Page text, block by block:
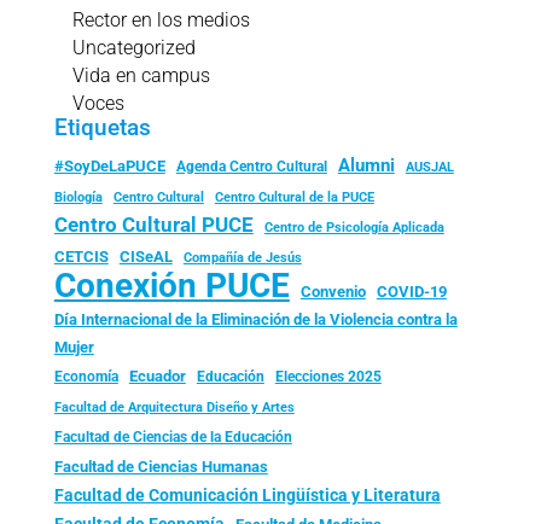
Rector en los medios
Uncategorized
Vida en campus
Voces
Etiquetas
#SoyDeLaPUCE Agenda Centro Cultural Alumni
AUSJAL
Biología
Centro Cultural Centro Cultural de la PUCE
Centro Cultural PUCE Centro de Psicología Aplicada
CETCIS CISeAL Compañía de Jesús
Conexión PUCE Convenio
COVID-19
Día Internacional de la Eliminación de la Violencia contra la
Mujer
Economía Ecuador Educación Elecciones 2025
Facultad de Arquitectura Diseño y Artes
Facultad de Ciencias de la Educación
Facultad de Ciencias Humanas
Facultad de Comunicación Lingüística y Literatura